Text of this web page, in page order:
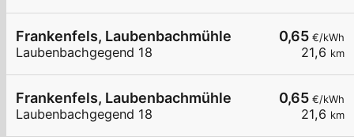
0,65 €/kWh
21,6 km
Frankenfels, Laubenbachmühle
Laubenbachgegend 18
0,65 €/kWh
21,6 km
Frankenfels, Laubenbachmühle
Laubenbachgegend 18